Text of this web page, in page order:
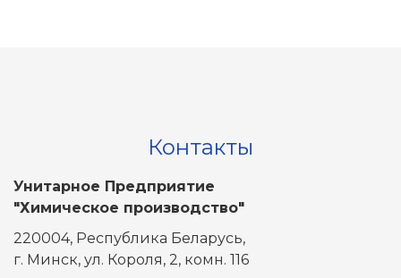
Контакты
Унитарное Предприятие
"Химическое производство"
220004, Республика Беларусь,
г. Минск, ул. Короля, 2, комн. 116